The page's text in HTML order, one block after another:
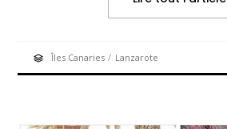
Îles Canaries / Lanzarote